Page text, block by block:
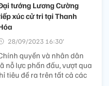
tướng Lương Cường
xúc cử tri tại Thanh
28/09/2023 16:30’
quyền và nhân dân
nỗ lực phấn đấu, vượt qua
tiêu đề ra trên tất cả các